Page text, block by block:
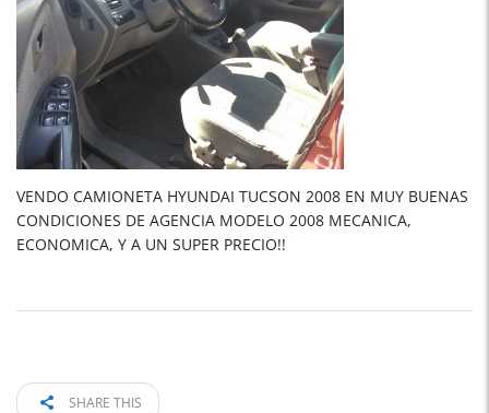
VENDO CAMIONETA HYUNDAI TUCSON 2008 EN MUY BUENAS
CONDICIONES DE AGENCIA MODELO 2008 MECANICA,
ECONOMICA, Y A UN SUPER PRECIO!!
SHARE THIS